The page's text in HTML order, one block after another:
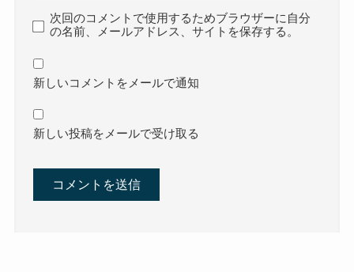
次回のコメントで使用するためブラウザーに自分
の名前、メールアドレス、サイトを保存する。
新しいコメントをメールで通知
新しい投稿をメールで受け取る